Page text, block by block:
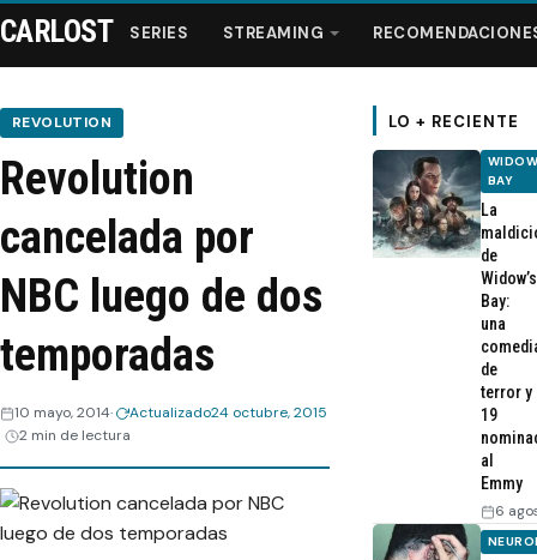
Series
Streaming
Recomendaciones
Videos
Webisodios
CARLOST SERIES STREAMING
REVOLUTION
Revolution
cancelada por
NBC luego de dos
temporadas
10 mayo, 2014 Actualizado24 octubre, 2015
2 min de lectura
LO + RECIENTE
BAY
La
de
Widow’s
Bay:
una
de
terror y
19
al
Emmy
6